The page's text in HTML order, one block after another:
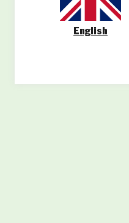
English